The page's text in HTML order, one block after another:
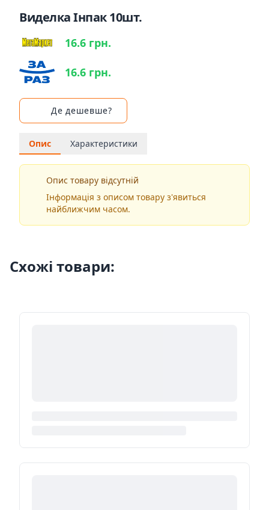
Виделка Інпак 10шт.
16.6 грн.
16.6 грн.
Де дешевше?
Опис Характеристики
Опис товару відсутній
Інформація з описом товару з'явиться
найближчим часом.
Схожі товари: